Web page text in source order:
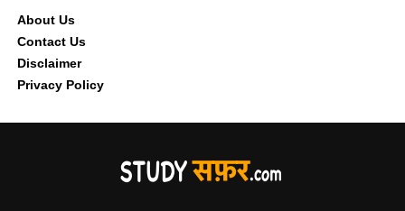
About Us
Contact Us
Disclaimer
Privacy Policy